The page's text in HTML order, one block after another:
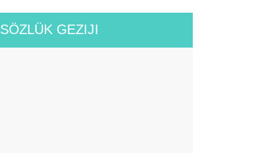
SÖZLÜK GEZIJI